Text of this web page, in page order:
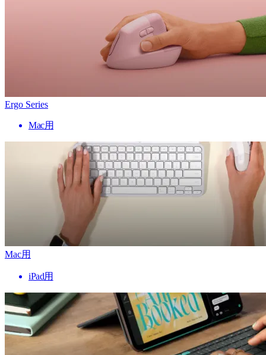
Ergo Series
Mac用
Mac用
iPad用